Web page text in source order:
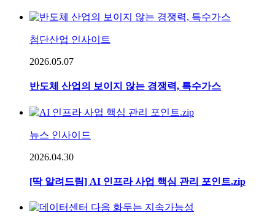
첨단산업 인사이트
2026.05.07
반도체 산업의 보이지 않는 경쟁력, 특수가스
뉴스 인사이드
2026.04.30
[딱 알려드림] AI 인프라 사업 핵심 관리 포인트.zip